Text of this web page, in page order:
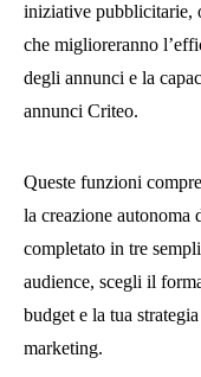
iniziative pubblicitarie,
che miglioreranno
degli annunci e la
annunci Criteo.
Queste funzioni
la creazione autonoma
completato in tre
audience, scegli il
budget e la tua
marketing.